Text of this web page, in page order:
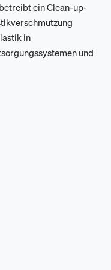
ein Clean-up-
in
und